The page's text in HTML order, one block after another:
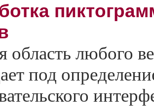
область любого
под